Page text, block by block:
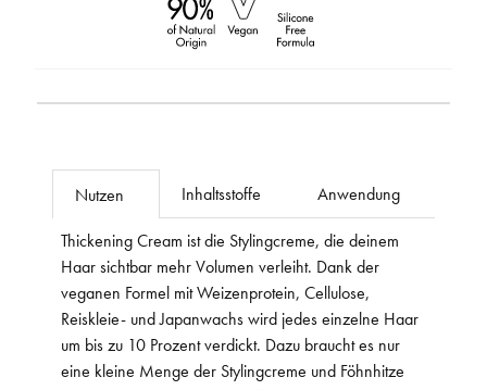
Nutzen Inhaltsstoffe Anwendung
Thickening Cream ist die Stylingcreme, die deinem
Haar sichtbar mehr Volumen verleiht. Dank der
veganen Formel mit Weizenprotein, Cellulose,
Reiskleie- und Japanwachs wird jedes einzelne Haar
um bis zu 10 Prozent verdickt. Dazu braucht es nur
eine kleine Menge der Stylingcreme und Föhnhitze